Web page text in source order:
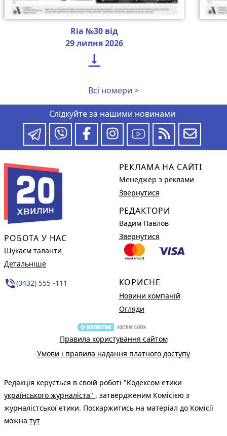
Ria №30 від
29 липня 2026

Всі номери >
Слідкуйте за нашими новинами
РОБОТА У НАС
Шукаєм таланти
Детальніше
phone_in_talk(0432) 555 -111
РЕКЛАМА НА САЙТІ
Менеджер з реклами
Звернутися
РЕДАКТОРИ
Вадим Павлов
Звернутися
КОРИСНЕ
Новини компаній
Огляди
Правила користування сайтом
Умови і правила надання платного доступу
Редакція керується в своїй роботі "Кодексом етики
українського журналіста" , затвердженим Комісією з
журналістської етики. Поскаржитись на матеріал до Комісії
можна тут